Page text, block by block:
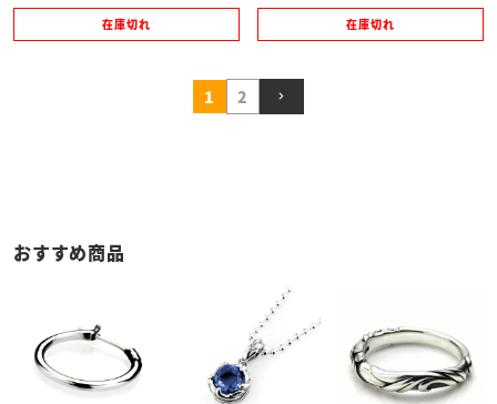
在庫切れ 在庫切れ
1 2
おすすめ商品